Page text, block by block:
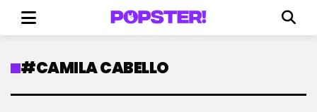
#CAMILA CABELLO